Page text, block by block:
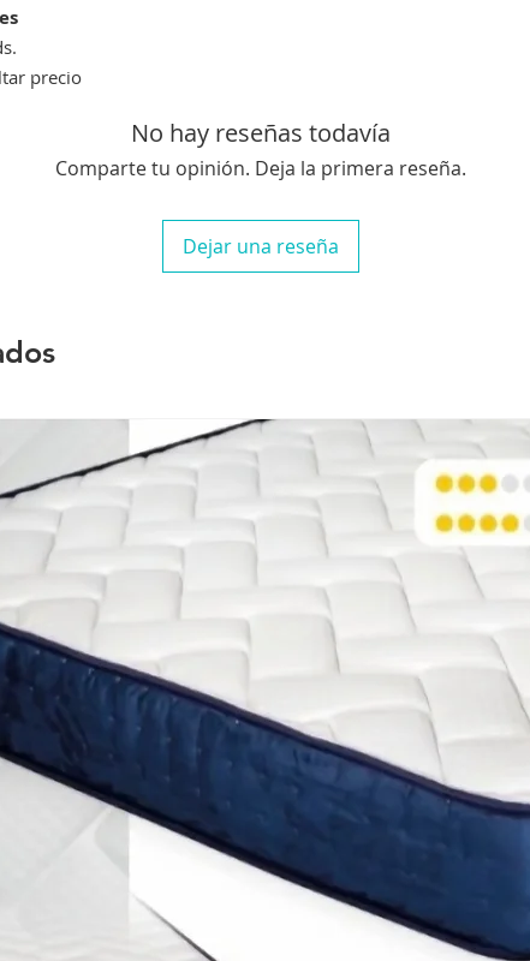
precio
No hay reseñas todavía
Comparte tu opinión. Deja la primera reseña.
Dejar una reseña